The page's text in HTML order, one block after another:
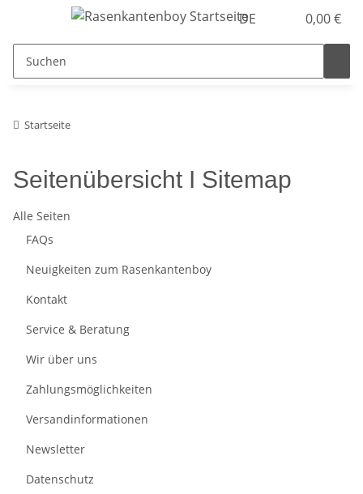
DE 0,00 €
Startseite
Seitenübersicht I Sitemap
Alle Seiten
FAQs
Neuigkeiten zum Rasenkantenboy
Kontakt
Service & Beratung
Wir über uns
Zahlungsmöglichkeiten
Versandinformationen
Newsletter
Datenschutz